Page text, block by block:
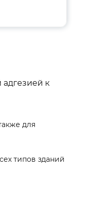
к
для
типов зданий